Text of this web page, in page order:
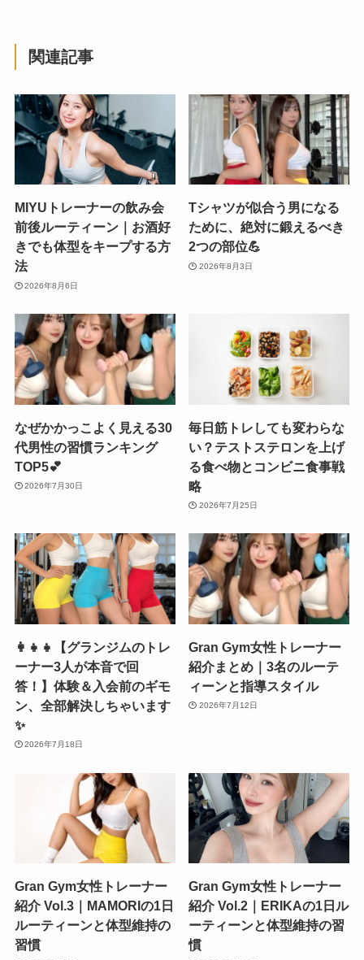
関連記事
MIYUトレーナーの飲み会
前後ルーティーン｜お酒好
きでも体型をキープする方
法
2026年8月6日
Tシャツが似合う男になる
ために、絶対に鍛えるべき
2つの部位💪
2026年8月3日
なぜかかっこよく見える30
代男性の習慣ランキング
TOP5💕
2026年7月30日
毎日筋トレしても変わらな
い？テストステロンを上げ
る食べ物とコンビニ食事戦
略
2026年7月25日
👩‍👧‍👧【グランジムのトレ
ーナー3人が本音で回
答！】体験＆入会前のギモ
ン、全部解決しちゃいます
✨
2026年7月18日
Gran Gym女性トレーナー
紹介まとめ｜3名のルーテ
ィーンと指導スタイル
2026年7月12日
Gran Gym女性トレーナー
紹介 Vol.3｜MAMORIの1日
ルーティーンと体型維持の
習慣
Gran Gym女性トレーナー
紹介 Vol.2｜ERIKAの1日ル
ーティーンと体型維持の習
慣